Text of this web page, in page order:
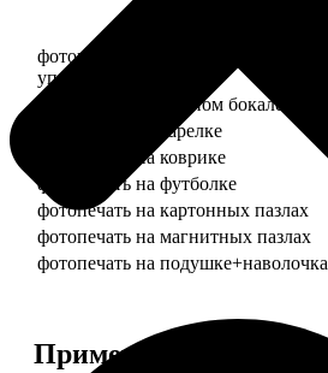
фотопечать на кружке + подарочная
упаковка
фотопечать на пивном бокале
фотопечать на тарелке
фотопечать на коврике
фотопечать на футболке
фотопечать на картонных пазлах
фотопечать на магнитных пазлах
фотопечать на подушке+наволочка
Примеры работ